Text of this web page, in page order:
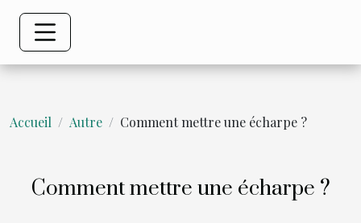
Accueil Autre Comment mettre une écharpe ?
Comment mettre une écharpe ?